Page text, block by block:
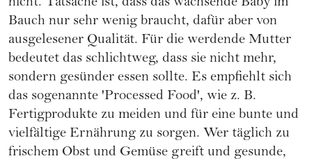
nicht. Tatsache ist, dass das wachsende Baby im
Bauch nur sehr wenig braucht, dafür aber von
ausgelesener Qualität. Für die werdende Mutter
bedeutet das schlichtweg, dass sie nicht mehr,
sondern gesünder essen sollte. Es empfiehlt sich
das sogenannte 'Processed Food', wie z. B.
Fertigprodukte zu meiden und für eine bunte und
vielfältige Ernährung zu sorgen. Wer täglich zu
frischem Obst und Gemüse greift und gesunde,